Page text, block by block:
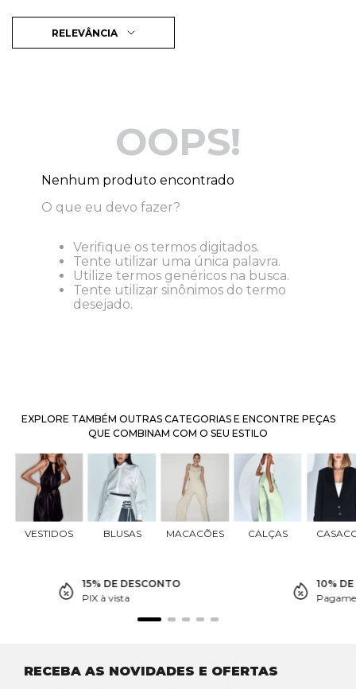
RELEVÂNCIA
OOPS!
Nenhum produto encontrado
O que eu devo fazer?
Verifique os termos digitados.
Tente utilizar uma única palavra.
Utilize termos genéricos na busca.
Tente utilizar sinônimos do termo
desejado.
EXPLORE TAMBÉM OUTRAS CATEGORIAS E ENCONTRE PEÇAS
QUE COMBINAM COM O SEU ESTILO
VESTIDOS BLUSAS MACACÕES CALÇAS
15% DE DESCONTO
PIX à vista
10%
RECEBA AS NOVIDADES E OFERTAS